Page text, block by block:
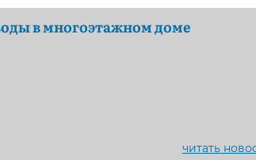
в многоэтажном доме
читать